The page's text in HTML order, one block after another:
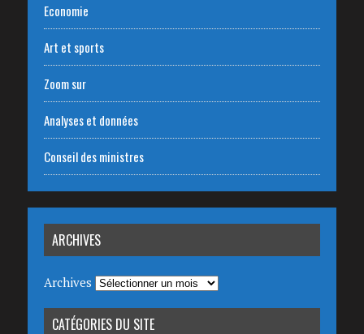
Economie
Art et sports
Zoom sur
Analyses et données
Conseil des ministres
ARCHIVES
Archives
CATÉGORIES DU SITE